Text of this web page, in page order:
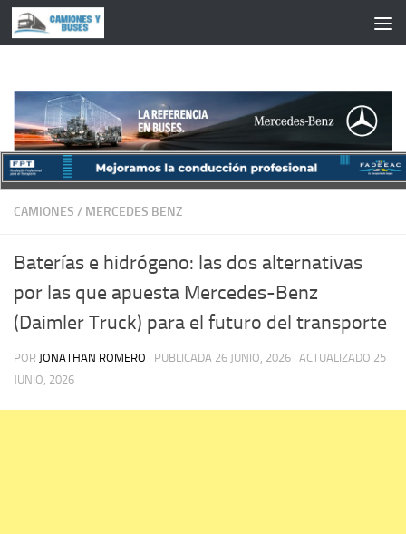
Saltar al contenido
CAMIONES / MERCEDES BENZ
Baterías e hidrógeno: las dos alternativas
por las que apuesta Mercedes-Benz
(Daimler Truck) para el futuro del transporte
POR JONATHAN ROMERO · PUBLICADA 26 JUNIO, 2026 · ACTUALIZADO 25
JUNIO, 2026